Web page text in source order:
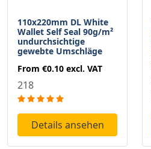
110x220mm DL White
Wallet Self Seal 90g/m²
undurchsichtige
gewebte Umschläge
From €0.10 excl. VAT
218
Details ansehen